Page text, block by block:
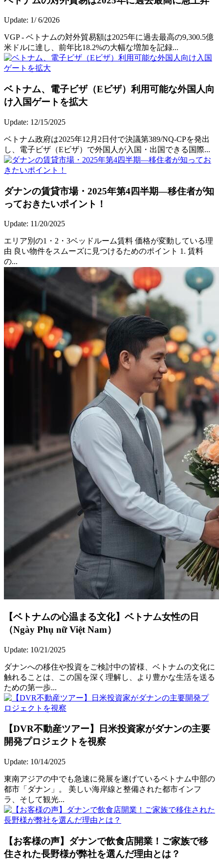
Update: 1/ 6/2026
VGP - ベトナムの対外貿易額は2025年に過去最高の9,300.5億
米ドルに達し、前年比18.2%の大幅な増加を記録...
ベトナム、電子ビザ（Eビザ）利用可能な外国人向
け入国ゲートを拡大
Update: 12/15/2025
ベトナム政府は2025年12月2日付で決議第389/NQ-CPを発出
し、電子ビザ（Eビザ）で外国人が入国・出国できる国際...
ダナンの賃貸市場・2025年第4四半期―移住者が知
っておきたいポイント！
Update: 11/20/2025
エリア別の1・2・3ベッドルーム賃料 価格が変動している理
由 良い物件をスムーズに見つけるためのポイント 1. 賃料
の...
【ベトナムの心温まる文化】ベトナム女性の日
（Ngày Phụ nữ Việt Nam）
Update: 10/21/2025
ダナンへの移住や投資をご検討中の皆様、ベトナムの文化に
触れることは、この国を深く理解し、より豊かな生活を送る
ための第一歩...
【DVR不動産ツアー】日米投資家がダナンの主要
開発プロジェクトを視察
Update: 10/14/2025
東南アジアの中でも急速に発展を遂げているベトナム中部の
都市「ダナン」。 美しい海岸線と整備された都市インフ
ラ、そして観光...
【お客様の声】ダナンで飲食店開業！ご家族で移
住された長野様が弊社を選んだ理由とは？